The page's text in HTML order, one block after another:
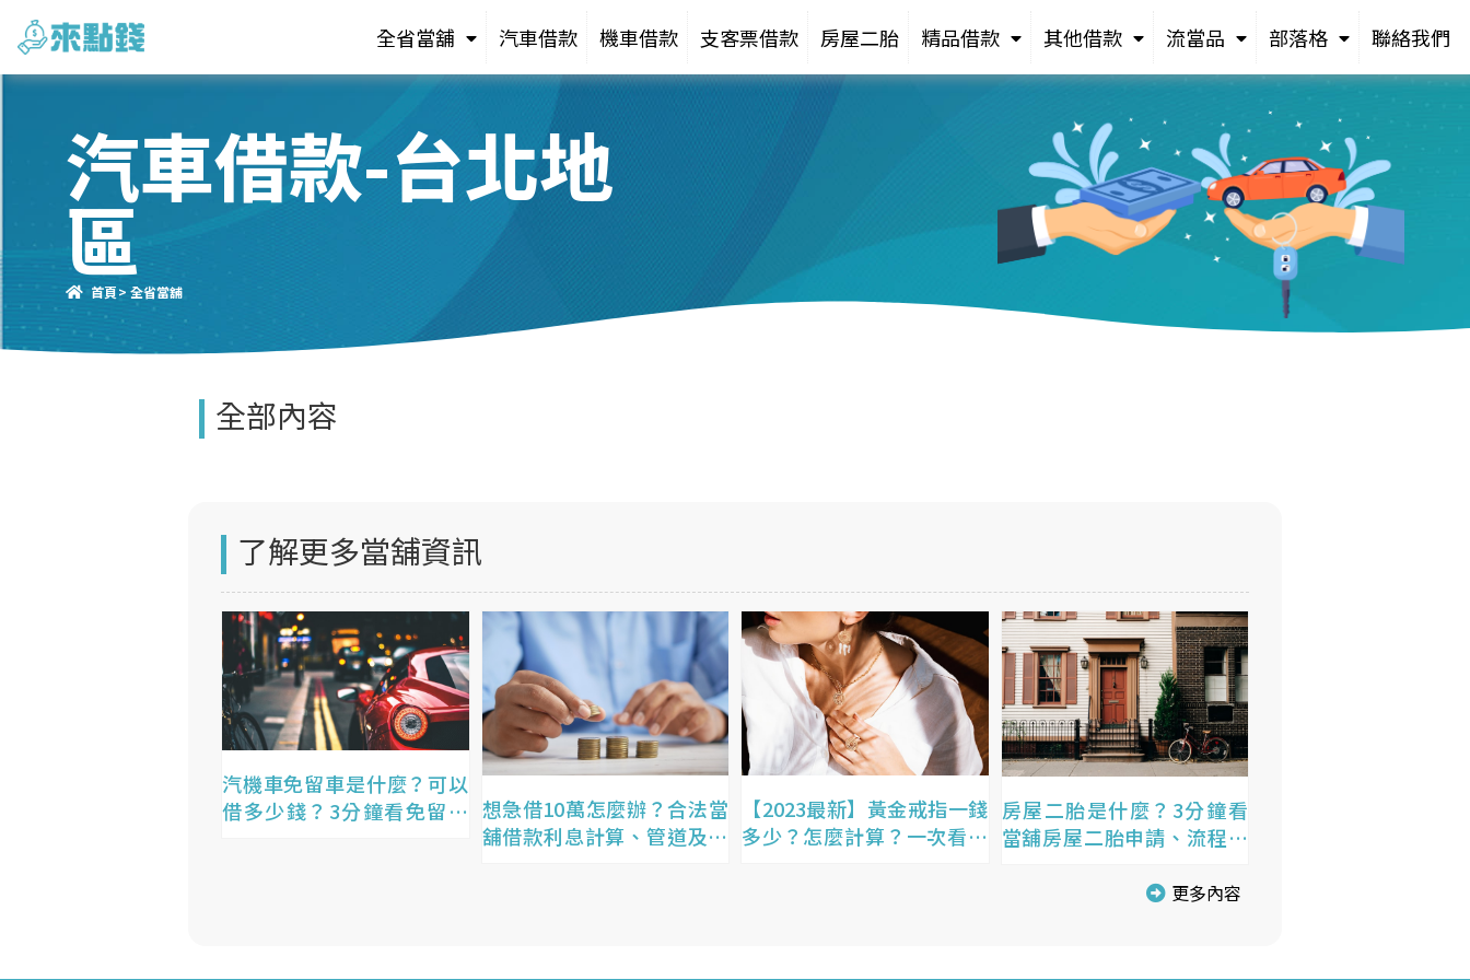
全省當舖 汽車借款 機車借款 支客票借款 房屋二胎 精品借款 其他借款 流當品 部落格 聯絡我們
汽車借款-台北地
區
首頁> 全省當舖
全部內容
了解更多當舖資訊
汽機車免留車是什麼？可以
借多少錢？3分鐘看免留車 想急借10萬怎麼辦？合法當
舖借款利息計算、管道及風
【2023最新】黃金戒指一錢
多少？怎麼計算？一次看價
房屋二胎是什麼？3分鐘看
當舖房屋二胎申請、流程及
更多內容